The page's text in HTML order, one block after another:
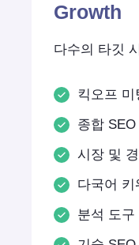
Growth
다수의 타깃
킥오프 미
종합
시장 및
다국어 키
분석 도구